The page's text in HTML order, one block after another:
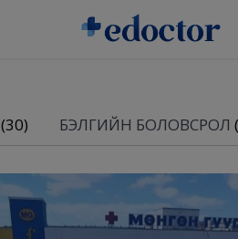
(30) БЭЛГИЙН БОЛОВСРОЛ